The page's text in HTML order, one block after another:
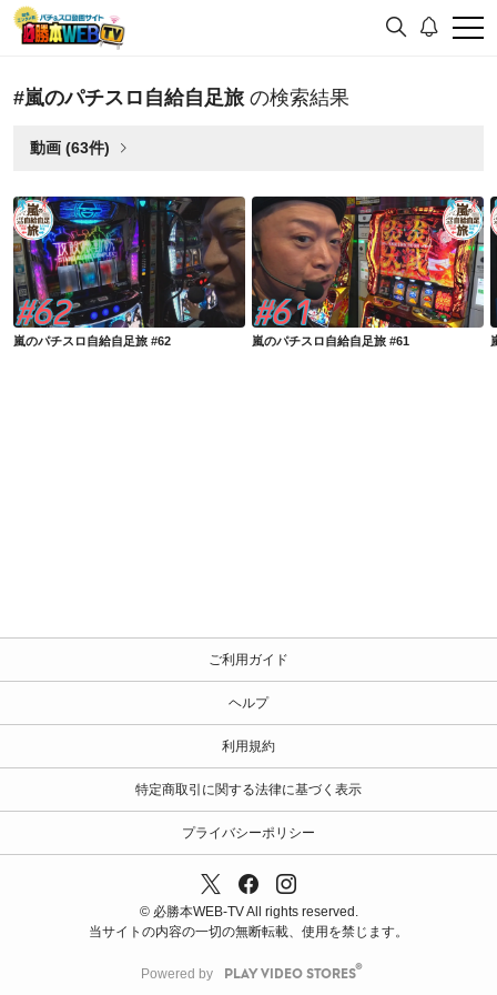
#嵐のパチスロ自給自足旅 の検索結果
動画 (63件)
嵐のパチスロ自給自足旅 #62
嵐のパチスロ自給自足旅 #62
嵐のパチスロ自給自足旅 #61
嵐のパチスロ自給自足旅 #61
ご利用ガイド
ヘルプ
利用規約
特定商取引に関する法律に基づく表示
プライバシーポリシー
© 必勝本WEB-TV All rights reserved.
当サイトの内容の一切の無断転載、使用を禁じます。
Powered by PLAY VIDEO STORES